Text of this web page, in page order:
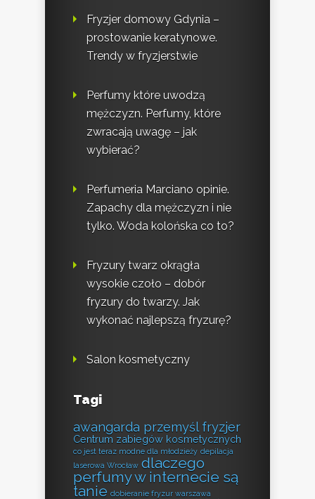
Fryzjer domowy Gdynia –
prostowanie keratynowe.
Trendy w fryzjerstwie
Perfumy które uwodzą
mężczyzn. Perfumy, które
zwracają uwagę – jak
wybierać?
Perfumeria Marciano opinie.
Zapachy dla mężczyzn i nie
tylko. Woda kolońska co to?
Fryzury twarz okrągła
wysokie czoło – dobór
fryzury do twarzy. Jak
wykonać najlepszą fryzurę?
Salon kosmetyczny
Tagi
awangarda przemyśl fryzjer
Centrum zabiegów kosmetycznych
co jest teraz modne dla młodzieży depilacja
laserowa Wrocław dlaczego
perfumy w internecie są
tanie dobieranie fryzur warszawa